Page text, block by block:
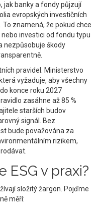
jak banky a fondy půjzují
evropských investičních
znamená, že pokud chce
investici od fondu typu
nezpůsobuje škody
pravidel. Ministerstvo
vyžaduje, aby všechny
konce roku 2027
zasáhne až 85 %
starších budov
signál. Bez
bude považována za
rizikem,
ESG v praxi?
složitý žargon. Pojďme
měří: